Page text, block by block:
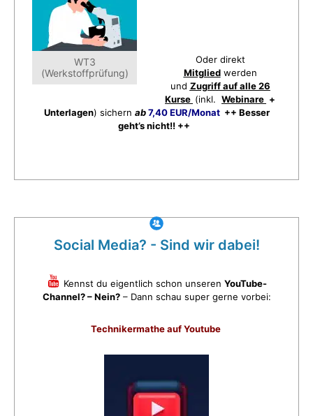
WT3
(Werkstoffprüfung)
Oder direkt
Mitgliedwerden
und Zugriff auf alle 26
Kurse (inkl. Webinare +
Unterlagen) sichern ab7,40 EUR/Monat++ Besser
geht’s nicht!! ++
Social Media? - Sind wir dabei!
Kennst du eigentlich schon unseren YouTube-
Channel? – Nein?– Dann schau super gerne vorbei:
Technikermathe auf Youtube